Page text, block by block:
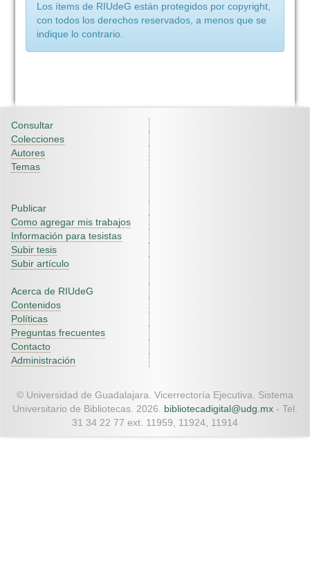
Los ítems de RIUdeG están protegidos por copyright,
con todos los derechos reservados, a menos que se
indique lo contrario.
Consultar
Colecciones
Autores
Temas
Publicar
Como agregar mis trabajos
Información para tesistas
Subir tesis
Subir artículo
Acerca de RIUdeG
Contenidos
Políticas
Preguntas frecuentes
Contacto
Administración
© Universidad de Guadalajara. Vicerrectoría Ejecutiva. Sistema
Universitario de Bibliotecas. 2026. bibliotecadigital@udg.mx - Tel.
31 34 22 77 ext. 11959, 11924, 11914